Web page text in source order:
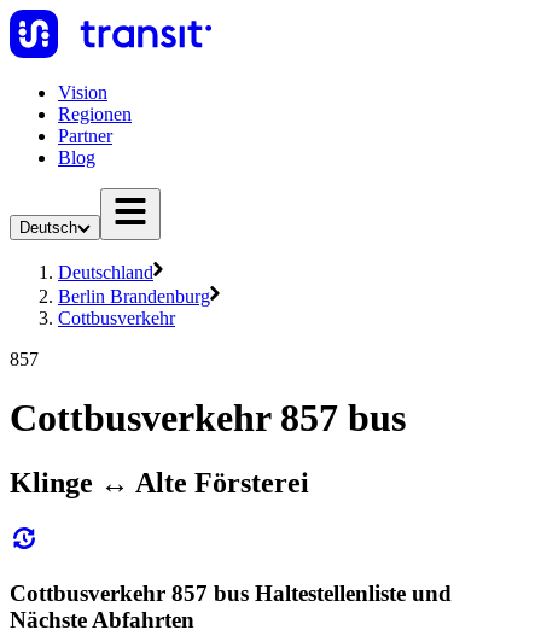
Vision
Regionen
Partner
Blog
Deutsch
Deutschland
Berlin Brandenburg
Cottbusverkehr
857
Cottbusverkehr 857 bus
Klinge ↔︎ Alte Försterei
Cottbusverkehr 857 bus Haltestellenliste und
Nächste Abfahrten